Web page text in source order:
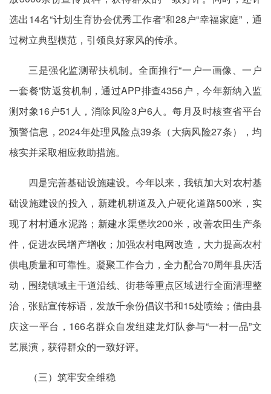
选出14名“计划生育协会优秀工作者”和28户“幸福家庭”，通
过树立典型模范，引领良好家风的传承。
三是强化监测帮扶机制。全面推行“一户一画像、一户
一套餐”防返贫机制，通过APP排查4356户，今年新纳入监
测对象16户51人，消除风险3户6人。每月及时核查省平台
预警信息，2024年处理风险点39条（大病风险27条），均
核实并采取相应救助措施。
四是完善基础设施建设。今年以来，我镇加大对农村基
础设施建设的投入，新建机耕道及入户硬化道路500米，实
现了村村通水泥路；新建水渠堡坎200米，改善农田生产条
件，促进农民增产增收；加强农村电网改造，大力提高农村
供电质量和可靠性。凝聚工作合力，全力配合70周年县庆活
动，围绕镇域主干道沿线、街巷等重点区域进行全面清理整
治，张贴宣传标语，发放千余份倡议书和15处喷绘；借由县
庆这一平台，166名群众自发组建龙灯队参与“一村一品”文
艺展演，获得群众的一致好评。
（三）筑牢安全维稳